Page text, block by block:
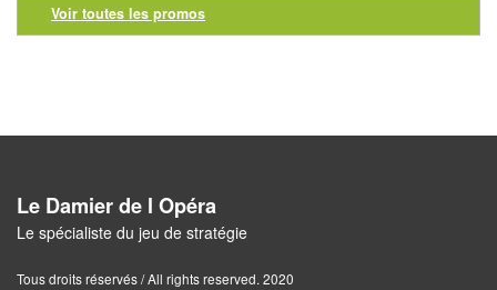
Escape
Jeux
abstraits
Voir toutes les promos
Le Damier de l Opéra
Le spécialiste du jeu de stratégie
Tous droits réservés / All rights reserved. 2020